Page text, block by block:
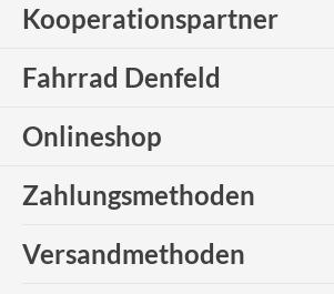
Kooperationspartner
Fahrrad Denfeld
Onlineshop
Zahlungsmethoden
Versandmethoden